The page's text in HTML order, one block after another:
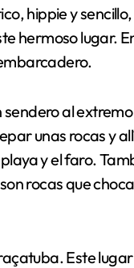
hippie y
hermoso lugar.
al
unas rocas y
y el faro.
rocas que
Este